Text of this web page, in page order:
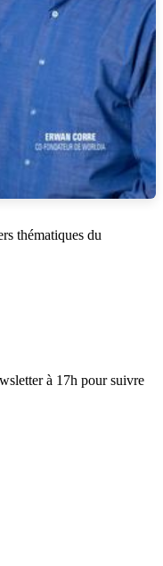
thématiques du
à 17h pour suivre